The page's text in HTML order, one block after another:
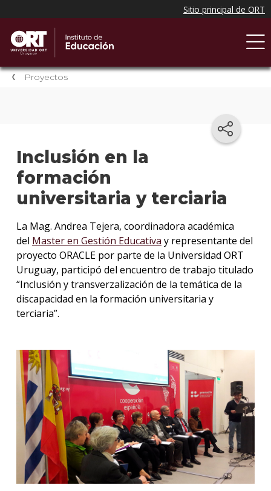
Proyectos
Inclusión en la
formación
universitaria y terciaria
La Mag. Andrea Tejera, coordinadora académica
del Master en Gestión Educativa y representante del
proyecto ORACLE por parte de la Universidad ORT
Uruguay, participó del encuentro de trabajo titulado
“Inclusión y transverzalización de la temática de la
discapacidad en la formación universitaria y
terciaria”.